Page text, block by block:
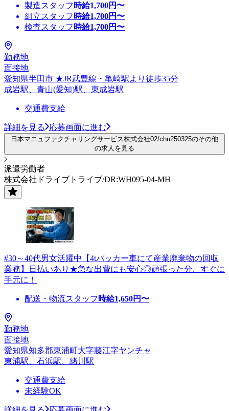
製造スタッフ 時給1,700円〜
組立スタッフ 時給1,700円〜
検査スタッフ 時給1,700円〜
勤務地
面接地
愛知県半田市 ★JR武豊線・亀崎駅より徒歩35分
成岩駅、青山(愛知)駅、東成岩駅
交通費支給
詳細を見る 応募画面に進む
日本マニュファクチャリングサービス株式会社02/chu250325のその他
の求人を見る
派遣労働者
株式会社ドライブトライブ/DR:WH095-04-MH
#30～40代男女活躍中【4tパッカー車にて産業廃棄物の回収
業務】日払いあり★急な出費にも安心◎頑張った分、すぐに
手元に！
配送・物流スタッフ 時給1,650円〜
勤務地
面接地
愛知県知多郡東浦町大字藤江字ヤンチャ
東浦駅、石浜駅、緒川駅
交通費支給
未経験OK